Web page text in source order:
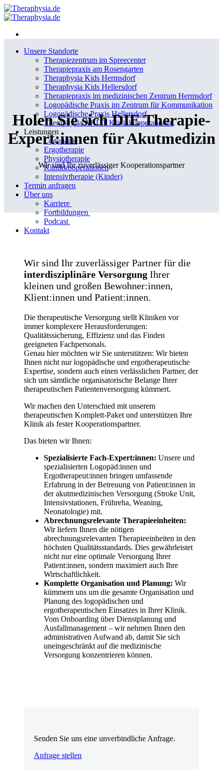
Zum
Inhalt
Unsere Standorte
Therapiezentrum im Spreecenter
Therapiepraxis am Rosengarten
Theraphysia Kids Hermsdorf
Theraphysia Kids Hellersdorf
Therapiepraxis im medizinischen Zentrum Hermsdorf
Logopädische Praxis im Zentrum für Kommunikation
Logopädische Praxis Hellersdorf
Theraphysia AKUT Klinikkooperationen
Leistungen
Logopädie
Ergotherapie
Physiotherapie
Klinikkooperationen
Intensivtherapie (Kinder)
Termin anfragen
Über uns
Karriere
Fortbildungen
Podcast
Kontakt
Holen Sie sich DIE Therapie-
Expert:innen für Akutmedizin
Wir sind Ihr zuverlässiger Kooperationspartner
Wir sind Ihr zuverlässiger Partner für die
interdisziplinäre Versorgung Ihrer
kleinen und großen Bewohner:innen,
Klient:innen und Patient:innen.
Die therapeutische Versorgung stellt Kliniken vor
immer komplexere Herausforderungen:
Qualitätssicherung, Effizienz und das Finden
geeigneten Fachpersonals.
Genau hier möchten wir Sie unterstützen: Wir bieten
Ihnen nicht nur logopädische und ergotherapeutische
Expertise, sondern auch einen verlässlichen Partner, der
sich um sämtliche organisatorische Belange Ihrer
therapeutischen Patientenversorgung kümmert.
Wir machen den Unterschied mit unserem
therapeutischen Komplett-Paket und unterstützen Ihre
Klinik als fester Kooperationspartner.
Das bieten wir Ihnen:
Spezialisierte Fach-Expert:innen: Unsere und
spezialisierten Logopäd:innen und
Ergotherapeut:innen bringen umfassende
Erfahrung in der Betreuung von Patient:innen in
der akutmedizinischen Versorgung (Stroke Unit,
Intensivstationen, Frühreha, Weaning,
Neonatologie) mit.
Abrechnungsrelevante Therapieeinheiten:
Wir liefern Ihnen die nötigen
abrechnungsrelevanten Therapieeinheiten in den
höchsten Qualitätsstandards. Dies gewährleistet
nicht nur eine optimale Versorgung Ihrer
Patient:innen, sondern maximiert auch Ihre
Wirtschaftlichkeit.
Komplette Organisation und Planung: Wir
kümmern uns um die gesamte Organisation und
Planung des logopädischen und
ergotherapeutischen Einsatzes in Ihrer Klinik.
Vom Onboarding über Dienstplanung und
Ausfallmanagement – wir nehmen Ihnen den
administrativen Aufwand ab, damit Sie sich
uneingeschränkt auf die medizinische
Versorgung konzentrieren können.
Senden Sie uns eine unverbindliche Anfrage.
Anfrage stellen